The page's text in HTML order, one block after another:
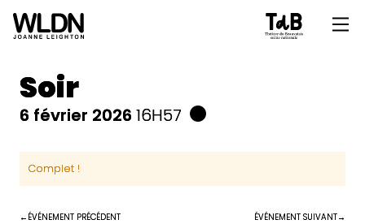
Soir
6 février 2026 16H57
Complet !
ÉVÉNEMENT PRÉCÉDENT ÉVÉNEMENT SUIVANT